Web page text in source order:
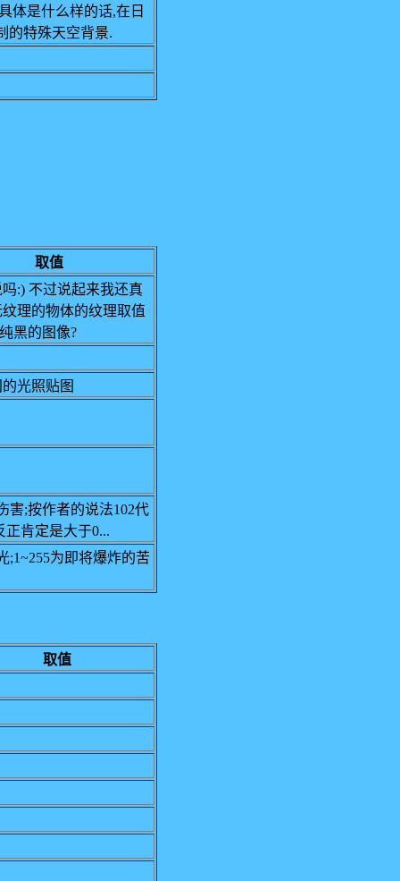
体是什么样的话,在日
的特殊天空背景.
取值
:) 不过说起来我还真
理的物体的纹理取值
黑的图像?
光照贴图
害;按作者的说法102代
正肯定是大于0...
;1~255为即将爆炸的苦
取值